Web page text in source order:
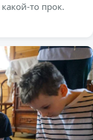
то прок.